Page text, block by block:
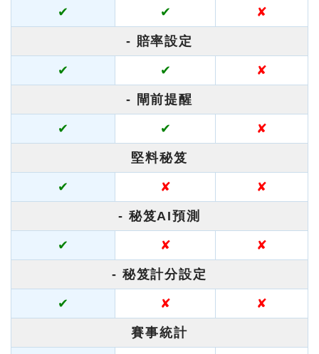
✔ ✔ ✘
- 賠率設定
✔ ✔ ✘
- 閘前提醒
✔ ✔ ✘
堅料秘笈
✔ ✘ ✘
- 秘笈AI預測
✔ ✘ ✘
- 秘笈計分設定
✔ ✘ ✘
賽事統計